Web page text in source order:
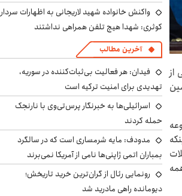
از
واکنش خانواده شهید لاریجانی به اظهارات سردار
کوثری: شهدا هیچ تلفن همراهی نداشتند
آخرین مطالب
فیدان: هر فعالیت بی‌ثبات‌کننده در سوریه،
تهدیدی برای امنیت ترکیه است
اسرائیلی‌ها به خبرنگار پرس‌تی‌وی با نارنجک
حمله کردند
مدودف: مایه شرمساری است که در سالگرد
بمباران اتمی ژاپنی‌ها نامی از آمریکا نمی‌برند
رونمایی رئال از گران‌ترین خرید تاریخش؛
دیومانده راهی مادرید شد